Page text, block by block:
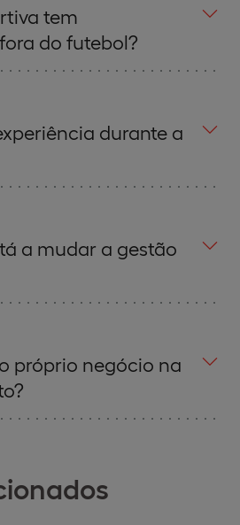
tem
do futebol?
durante a
a mudar a gestão
próprio negócio na